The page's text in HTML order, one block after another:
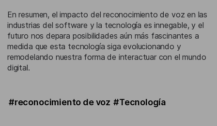
En resumen, el impacto del reconocimiento de voz en las
industrias del software y la tecnología es innegable, y el
futuro nos depara posibilidades aún más fascinantes a
medida que esta tecnología siga evolucionando y
remodelando nuestra forma de interactuar con el mundo
digital.
#reconocimiento de voz #Tecnología